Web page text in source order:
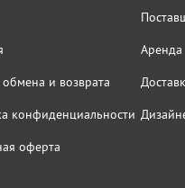
и возврата
конфиденциальности
оферта
Аренда